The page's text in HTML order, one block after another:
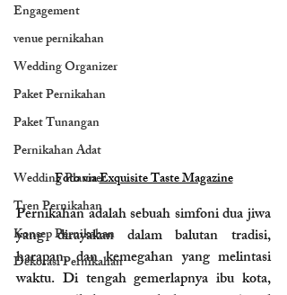
Engagement
venue pernikahan
Wedding Organizer
Paket Pernikahan
Paket Tunangan
Pernikahan Adat
Wedding Planner
Tren Pernikahan
Konsep Pernikahan
Dekorasi Pernikahan
Foto via Exquisite Taste Magazine
Pernikahan adalah sebuah simfoni dua jiwa
yang dirayakan dalam balutan tradisi,
harapan, dan kemegahan yang melintasi
waktu. Di tengah gemerlapnya ibu kota,